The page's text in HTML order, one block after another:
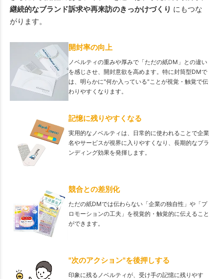
継続的なブランド訴求や再来訪のきっかけづくり にもつな
がります。
開封率の向上
ノベルティの重みや厚みで「ただの紙DM」との違い
を感じさせ、開封意欲を高めます。特に封筒型DMで
は、明らかに"何か入っている"ことが視覚・触覚で伝
わりやすくなります。
記憶に残りやすくなる
実用的なノベルティは、日常的に使われることで企業
名やサービスが視界に入りやすくなり、長期的なブラ
ンディング効果を発揮します。
競合との差別化
ただの紙DMでは伝わらない「企業の独自性」や「プ
ロモーションの工夫」を視覚的・触覚的に伝えること
ができます。
"次のアクション"を後押しする
印象に残るノベルティが、受け手の記憶に残りやす